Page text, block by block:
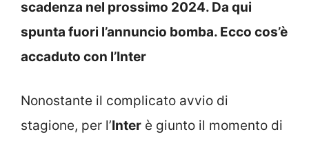
scadenza nel prossimo 2024. Da qui
spunta fuori l’annuncio bomba. Ecco cos’è
accaduto con l’Inter
Nonostante il complicato avvio di
stagione, per l’Inter è giunto il momento di